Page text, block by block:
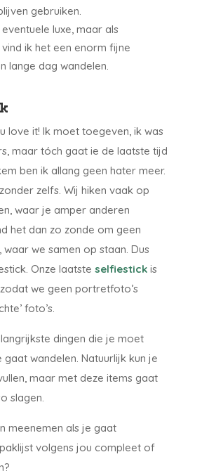
gebruiken.
eventuele luxe, maar als
ik het een enorm fijne
lange dag wandelen.
love it! Ik moet toegeven, ik was
maar tóch gaat ie de laatste tijd
ben ik allang geen hater meer.
zelfs. Wij hiken vaak op
waar je amper anderen
het dan zo zonde om geen
waar we samen op staan. Dus
Onze laatste selfiestickis
we geen portretfoto’s
foto’s.
dingen die je moet
gaat wandelen. Natuurlijk kun je
maar met deze items gaat
slagen.
meenemen als je gaat
volgens jou compleet of